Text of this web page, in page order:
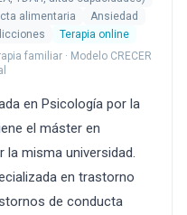
alimentaria
Ansiedad
Terapia online
familiar · Modelo CRECER
en Psicología por la
el máster en
la misma universidad.
en trastorno
de conducta